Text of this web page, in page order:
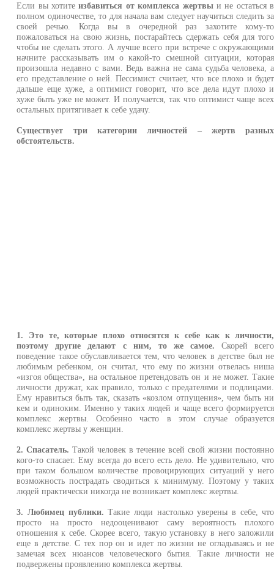
Если вы хотитеизбавиться от комплекса жертвыи не остаться в
полном одиночестве, то для начала вам следует научиться следить за
своей речью. Когда вы в очередной раз захотите кому-то
пожаловаться на свою жизнь, постарайтесь сдержать себя для того
чтобы не сделать этого. А лучше всего при встрече с окружающими
начните рассказывать им о какой-то смешной ситуации, которая
произошла недавно с вами. Ведь важна не сама судьба человека, а
его представление о ней. Пессимист считает, что все плохо и будет
дальше еще хуже, а оптимист говорит, что все дела идут плохо и
хуже быть уже не может. И получается, так что оптимист чаще всех
остальных притягивает к себе удачу.
Существует три категории личностей – жертв разных
обстоятельств.
1. Это те, которые плохо относятся к себе как к личности,
поэтому другие делают с ним, то же самое. Скорей всего
поведение такое обуславливается тем, что человек в детстве был не
любимым ребенком, он считал, что ему по жизни отвелась ниша
«изгоя общества», на остальное претендовать он и не может. Такие
личности дружат, как правило, только с предателями и подлицами.
Ему нравиться быть так, сказать «козлом отпущения», чем быть ни
кем и одиноким. Именно у таких людей и чаще всего формируется
комплекс жертвы. Особенно часто в этом случае образуется
комплекс жертвы у женщин.
2. Спасатель. Такой человек в течение всей свой жизни постоянно
кого-то спасает. Ему всегда до всего есть дело. Не удивительно, что
при таком большом количестве провоцирующих ситуаций у него
возможность пострадать сводиться к минимуму. Поэтому у таких
людей практически никогда не возникает комплекс жертвы.
3. Любимец публики. Такие люди настолько уверены в себе, что
просто на просто недооценивают саму вероятность плохого
отношения к себе. Скорее всего, такую установку в него заложили
еще в детстве. С тех пор он и идет по жизни не огладываясь и не
замечая всех нюансов человеческого бытия. Такие личности не
подвержены проявлению комплекса жертвы.